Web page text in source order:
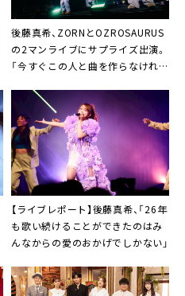
後藤真希、ZORNとOZROSAURUS
の2マンライブにサプライズ出演。
「今すぐこの人と曲を作らなければ
曲「地元LOVE feat. 後藤真希」披露
も
【ライブレポート】後藤真希、「26年
も歌い続けることができたのはみ
んなからの愛のおかげでしかない」